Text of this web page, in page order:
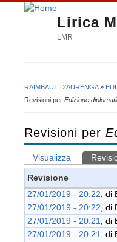
Lirica
LMR
Tu sei qui
RAIMBAUT D'AURENGA»
Revisioni per Edizione
Revisioni per
Schede
Visualizza
Revisione
27/01/2019 - 20:22 , di
27/01/2019 - 20:22 , di
27/01/2019 - 20:21
, di
27/01/2019 - 20:21
, di